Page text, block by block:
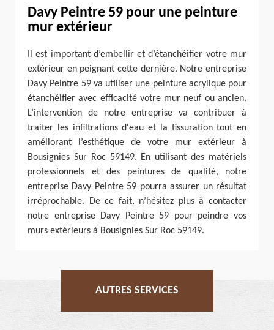
Davy Peintre 59 pour une peinture
mur extérieur
Il est important d’embellir et d’étanchéifier votre mur
extérieur en peignant cette dernière. Notre entreprise
Davy Peintre 59 va utiliser une peinture acrylique pour
étanchéifier avec efficacité votre mur neuf ou ancien.
L’intervention de notre entreprise va contribuer à
traiter les infiltrations d'eau et la fissuration tout en
améliorant l’esthétique de votre mur extérieur à
Bousignies Sur Roc 59149. En utilisant des matériels
professionnels et des peintures de qualité, notre
entreprise Davy Peintre 59 pourra assurer un résultat
irréprochable. De ce fait, n’hésitez plus à contacter
notre entreprise Davy Peintre 59 pour peindre vos
murs extérieurs à Bousignies Sur Roc 59149.
AUTRES SERVICES